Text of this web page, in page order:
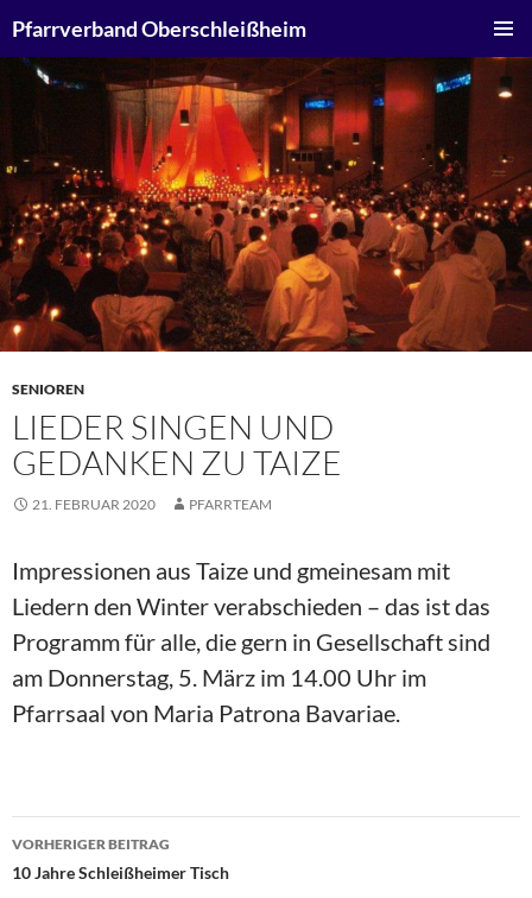
Inhalt
springen
Pfarrverband Oberschleißheim
MENÜ
SENIOREN
LIEDER SINGEN UND
GEDANKEN ZU TAIZE
21. FEBRUAR 2020 PFARRTEAM
Impressionen aus Taize und gmeinesam mit
Liedern den Winter verabschieden – das ist das
Programm für alle, die gern in Gesellschaft sind
am Donnerstag, 5. März im 14.00 Uhr im
Pfarrsaal von Maria Patrona Bavariae.
Beitragsnavigation
VORHERIGER BEITRAG
10 Jahre Schleißheimer Tisch